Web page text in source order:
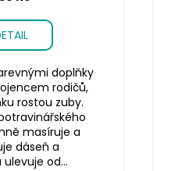
doplňky
rodičů,
rostou zuby.
masíruje a
dáseň a
od...